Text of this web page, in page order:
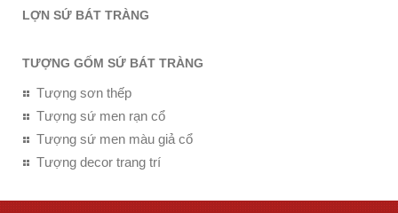
LỢN SỨ BÁT TRÀNG
TƯỢNG GỐM SỨ BÁT TRÀNG
Tượng sơn thếp
Tượng sứ men rạn cổ
Tượng sứ men màu giả cổ
Tượng decor trang trí